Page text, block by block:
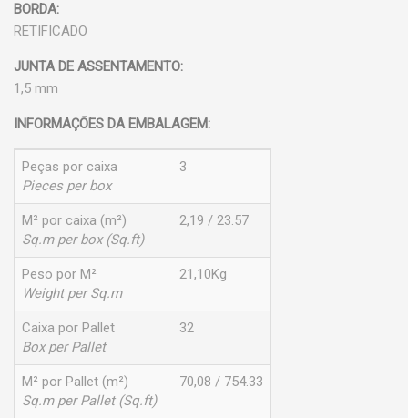
BORDA:
RETIFICADO
JUNTA DE ASSENTAMENTO:
1,5 mm
INFORMAÇÕES DA EMBALAGEM:
Peças por caixa
Pieces per box
3
M² por caixa (m²)
Sq.m per box (Sq.ft)
2,19 / 23.57
Peso por M²
Weight per Sq.m
21,10Kg
Caixa por Pallet
Box per Pallet
32
M² por Pallet (m²)
Sq.m per Pallet (Sq.ft)
70,08 / 754.33